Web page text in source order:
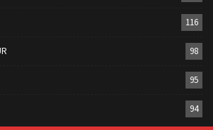
116
98
95
94